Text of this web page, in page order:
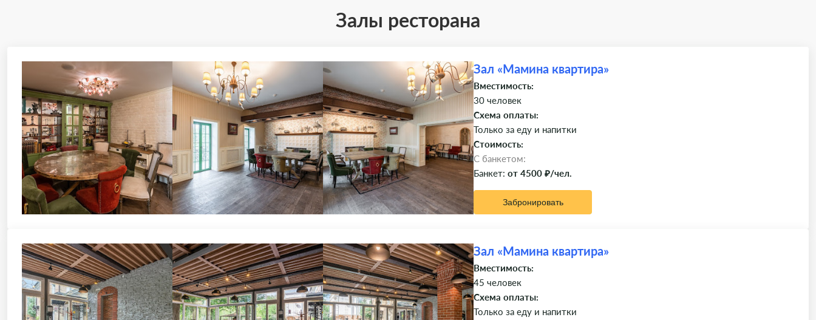
Залы ресторана
Зал «Мамина квартира»
Вместимость:
30 человек
Схема оплаты:
Только за еду и напитки
Стоимость:
C банкетом:
Банкет: от 4500 ₽/чел.
Забронировать
Зал «Мамина квартира»
Вместимость:
45 человек
Схема оплаты:
Только за еду и напитки